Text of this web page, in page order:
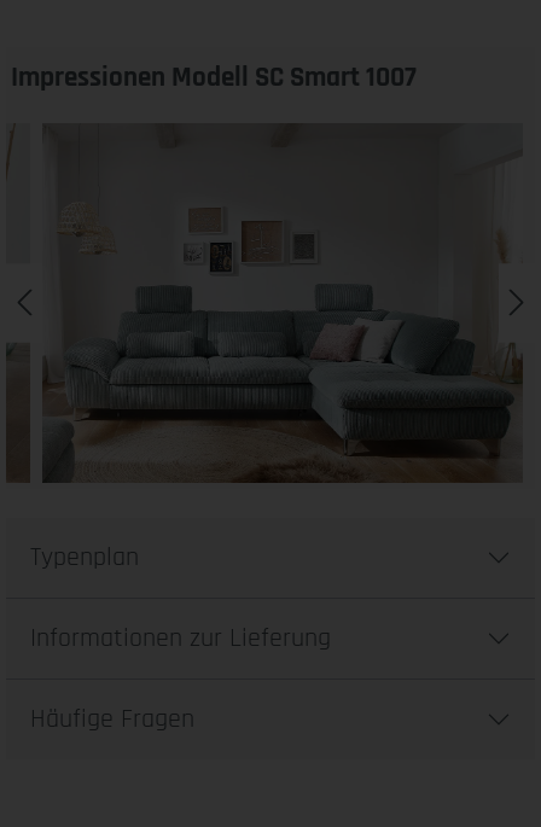
Impressionen Modell SC Smart 1007
Typenplan
Informationen zur Lieferung
Häufige Fragen